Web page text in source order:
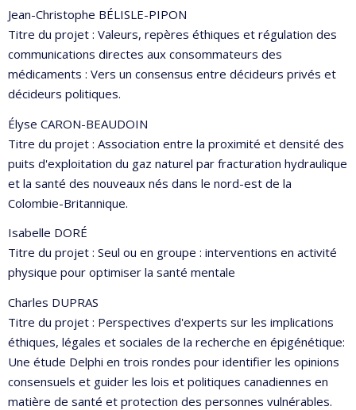
Jean-Christophe BÉLISLE-PIPON
Titre du projet : Valeurs, repères éthiques et régulation des
communications directes aux consommateurs des
médicaments : Vers un consensus entre décideurs privés et
décideurs politiques.
Élyse CARON-BEAUDOIN
Titre du projet : Association entre la proximité et densité des
puits d'exploitation du gaz naturel par fracturation hydraulique
et la santé des nouveaux nés dans le nord-est de la
Colombie-Britannique.
Isabelle DORÉ
Titre du projet : Seul ou en groupe : interventions en activité
physique pour optimiser la santé mentale
Charles DUPRAS
Titre du projet : Perspectives d'experts sur les implications
éthiques, légales et sociales de la recherche en épigénétique:
Une étude Delphi en trois rondes pour identifier les opinions
consensuels et guider les lois et politiques canadiennes en
matière de santé et protection des personnes vulnérables.